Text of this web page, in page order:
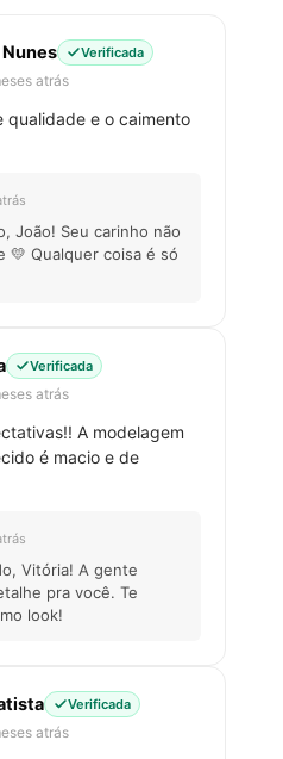
Verificada
atrás
qualidade e o caimento
João! Seu carinho não
💛 Qualquer coisa é só
Verificada
atrás
A modelagem
é macio e de
Vitória! A gente
pra você. Te
look!
Verificada
atrás